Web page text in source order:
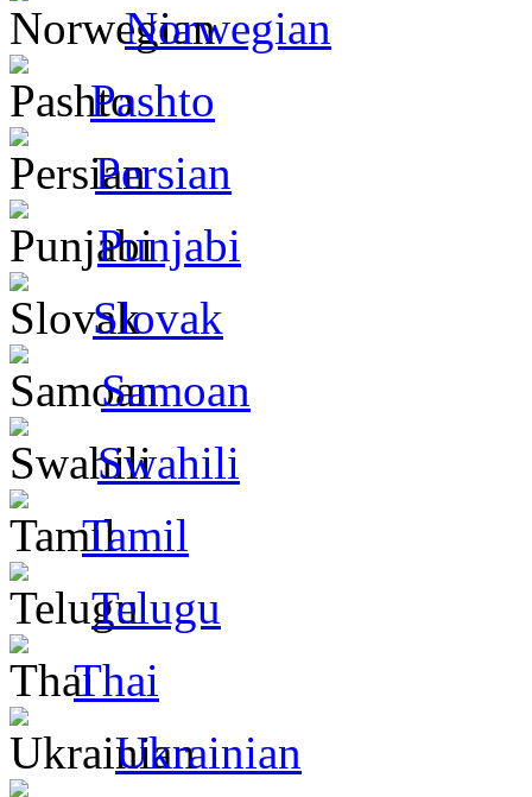
Norwegian
Pashto
Persian
Punjabi
Slovak
Samoan
Swahili
Tamil
Telugu
Thai
Ukrainian